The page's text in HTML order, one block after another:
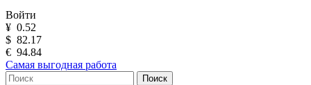
Войти
¥ 0.52
$ 82.17
€ 94.84
Самая выгодная работа
Поиск